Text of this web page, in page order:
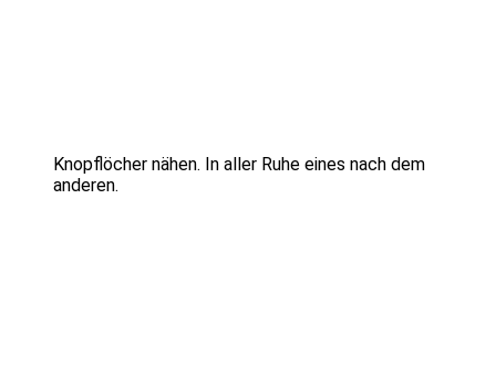
Knopflöcher nähen. In aller Ruhe eines nach dem
anderen.